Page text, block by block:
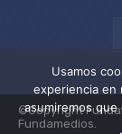
©Copyright
Fundamedios.
Usamos
experiencia en
asumiremos